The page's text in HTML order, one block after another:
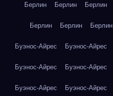
Берлин Берлин Берлин
Берлин Берлин Берлин
Буэнос-Айрес Буэнос-Айрес
Буэнос-Айрес Буэнос-Айрес
Буэнос-Айрес Буэнос-Айрес